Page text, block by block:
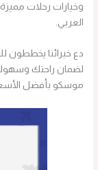
وخيارات رحلات
العربي.
دع خبرائنا يخططون
لضمان راحتك
موسكو بأفضل